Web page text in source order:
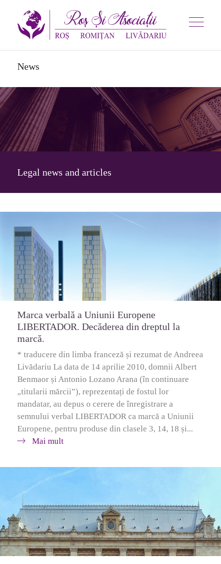
News
Legal news and articles
Marca verbală a Uniunii Europene
LIBERTADOR. Decăderea din dreptul la
marcă.
* traducere din limba franceză și rezumat de Andreea
Livădariu La data de 14 aprilie 2010, domnii Albert
Benmaor și Antonio Lozano Arana (în continuare
„titularii mărcii”), reprezentați de fostul lor
mandatar, au depus o cerere de înregistrare a
semnului verbal LIBERTADOR ca marcă a Uniunii
Europene, pentru produse din clasele 3, 14, 18 și...
Mai mult